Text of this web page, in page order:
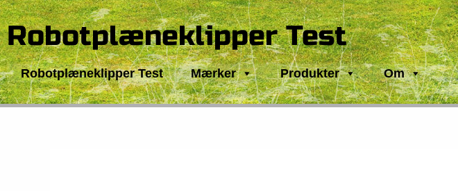
Gå
til
indholdet
Robotplæneklipper Test
Robotplæneklipper Test Mærker Produkter Om